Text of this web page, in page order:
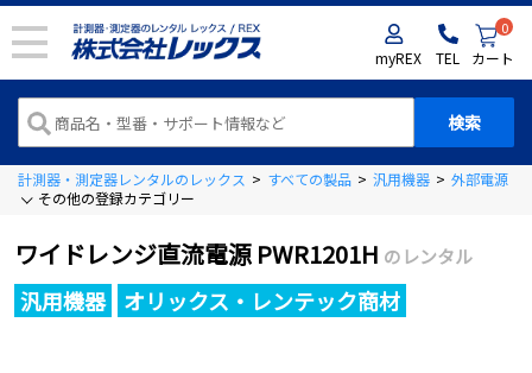
myREX TEL
0
カート
計測器・測定器レンタルのレックス > すべての製品 > 汎用機器 > 外部電源
その他の登録カテゴリー
ワイドレンジ直流電源 PWR1201H のレンタル
汎用機器 オリックス・レンテック商材